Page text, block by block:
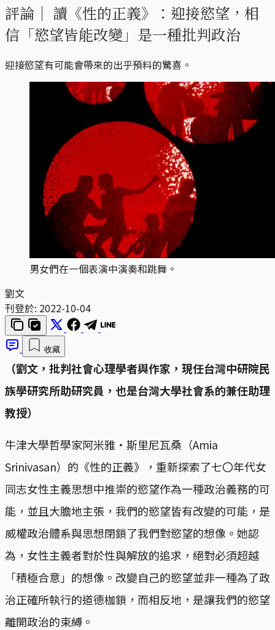
評論｜ 讀《性的正義》：迎接慾望，相
信「慾望皆能改變」是一種批判政治
迎接慾望有可能會帶來的出乎預料的驚喜。
男女們在一個表演中演奏和跳舞。
劉文
刊登於: 2022-10-04
收藏
（劉文，批判社會心理學者與作家，現任台灣中研院民
族學研究所助研究員，也是台灣大學社會系的兼任助理
教授）
牛津大學哲學家阿米雅・斯里尼瓦桑（Amia
Srinivasan）的《性的正義》，重新探索了七〇年代女
同志女性主義思想中推崇的慾望作為一種政治義務的可
能，並且大膽地主張，我們的慾望皆有改變的可能，是
威權政治體系與思想閉鎖了我們對慾望的想像。她認
為，女性主義者對於性與解放的追求，絕對必須超越
「積極合意」的想像。改變自己的慾望並非一種為了政
治正確所執行的道德枷鎖，而相反地，是讓我們的慾望
離開政治的束縛。